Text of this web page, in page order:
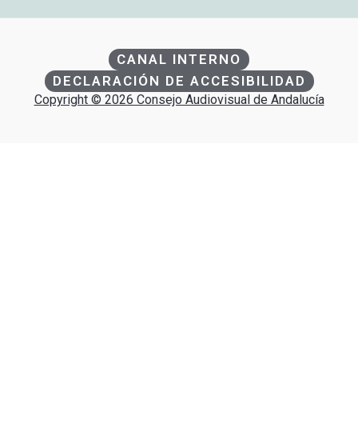
CANAL INTERNO
DECLARACIÓN DE ACCESIBILIDAD
Copyright © 2026 Consejo Audiovisual de Andalucía